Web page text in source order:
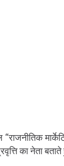
का नेता